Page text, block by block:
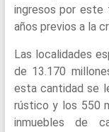
ingresos por este
años previos a la
Las localidades
de 13.170
esta cantidad se
rústico y los 550
inmuebles de